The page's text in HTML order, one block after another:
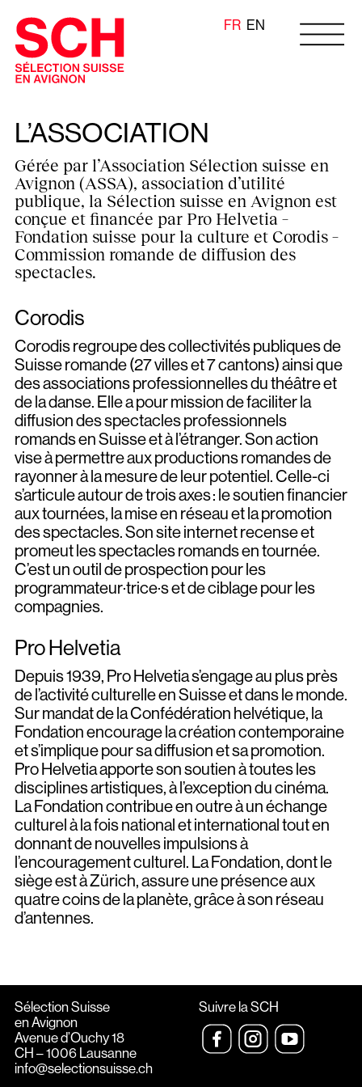
FR EN
LA SÉLECTION SUISSE
À PROPOS
HISTORIQUE
L’ASSOCIATION
CONTACT
SCH26
PROGRAMMATION
CALENDRIER
INFOS PRATIQUES
ÉQUIPE SCH26
PARTENAIRES
ARTISTES DE LA SCH
EN TOURNÉE
PROPOSER UN SPECTACLE
ARCHIVES
L’ASSOCIATION
Gérée par l’Association Sélection suisse en
Avignon (ASSA), association d’utilité
publique, la Sélection suisse en Avignon est
conçue et financée par Pro Helvetia –
Fondation suisse pour la culture et Corodis –
Commission romande de diffusion des
spectacles.
Corodis
Corodis regroupe des collectivités publiques de
Suisse romande (27 villes et 7 cantons) ainsi que
des associations professionnelles du théâtre et
de la danse. Elle a pour mission de faciliter la
diffusion des spectacles professionnels
romands en Suisse et à l’étranger. Son action
vise à permettre aux productions romandes de
rayonner à la mesure de leur potentiel. Celle-ci
s’articule autour de trois axes : le soutien financier
aux tournées, la mise en réseau et la promotion
des spectacles. Son site internet recense et
promeut les spectacles romands en tournée.
C’est un outil de prospection pour les
programmateur·trice·s et de ciblage pour les
compagnies.
Pro Helvetia
Depuis 1939, Pro Helvetia s’engage au plus près
de l’activité culturelle en Suisse et dans le monde.
Sur mandat de la Confédération helvétique, la
Fondation encourage la création contemporaine
et s’implique pour sa diffusion et sa promotion.
Pro Helvetia apporte son soutien à toutes les
disciplines artistiques, à l’exception du cinéma.
La Fondation contribue en outre à un échange
culturel à la fois national et international tout en
donnant de nouvelles impulsions à
l’encouragement culturel. La Fondation, dont le
siège est à Zürich, assure une présence aux
quatre coins de la planète, grâce à son réseau
d’antennes.
Sélection Suisse
en Avignon
Avenue d’Ouchy 18
CH – 1006 Lausanne
info@selectionsuisse.ch
Suivre la SCH